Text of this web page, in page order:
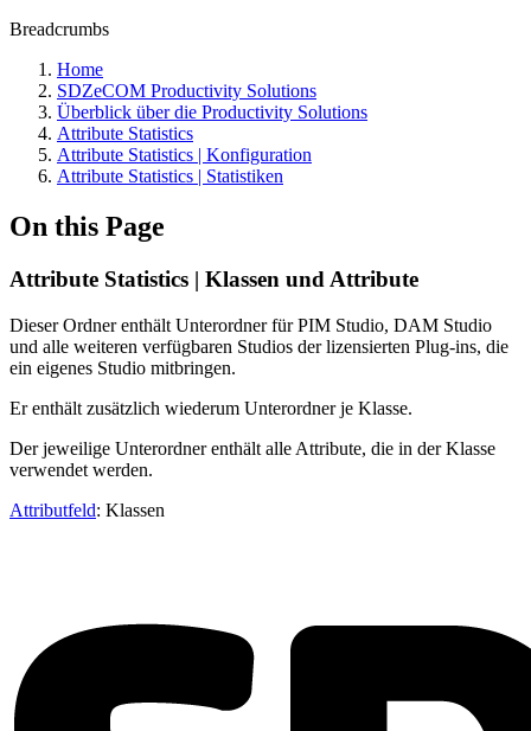
Breadcrumbs
Home
SDZeCOM Productivity Solutions
Überblick über die Productivity Solutions
Attribute Statistics
Attribute Statistics | Konfiguration
Attribute Statistics | Statistiken
On this Page
Attribute Statistics | Klassen und Attribute
Dieser Ordner enthält Unterordner für PIM Studio, DAM Studio
und alle weiteren verfügbaren Studios der lizensierten Plug-ins, die
ein eigenes Studio mitbringen.
Er enthält zusätzlich wiederum Unterordner je Klasse.
Der jeweilige Unterordner enthält alle Attribute, die in der Klasse
verwendet werden.
Attributfeld: Klassen